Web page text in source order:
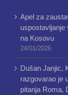
Apel za
uspostavljanje
na Kosovu
24/01/2026
Dušan Janjic,
razgovarao je
pitanja Roma,